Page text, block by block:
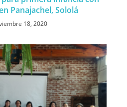
Panajachel, Sololá
18, 2020